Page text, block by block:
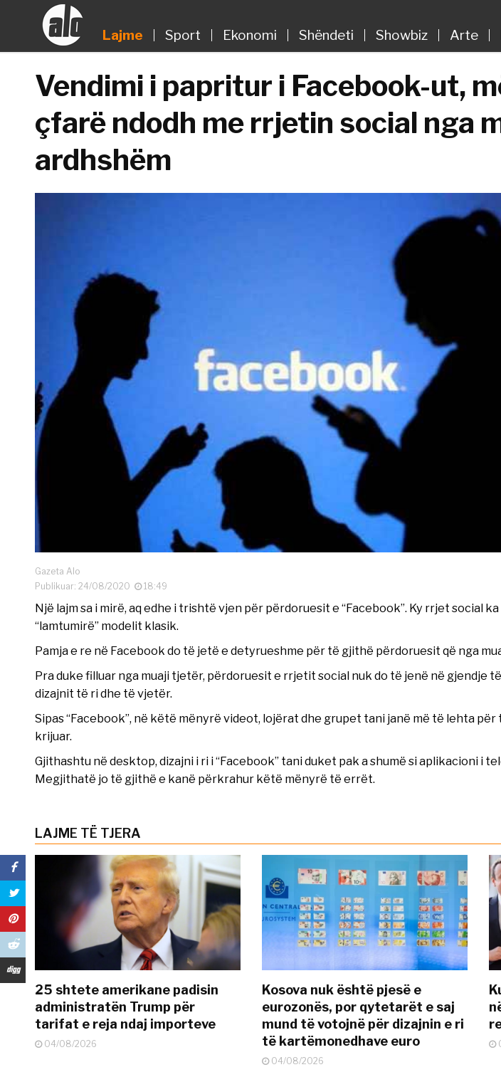
Lajme Sport Ekonomi Shëndeti Showbiz Arte
Vendimi i papritur i Facebook-ut,
çfarë ndodh me rrjetin social nga
ardhshëm
Gazeta Alo
Publikuar: 24/08/2020
18:49
Një lajm sa i mirë, aq edhe i trishtë vjen për përdoruesit e “Facebook”. Ky rrjet social
“lamtumirë” modelit klasik.
Pamja e re në Facebook do të jetë e detyrueshme për të gjithë përdoruesit që nga
Pra duke filluar nga muaji tjetër, përdoruesit e rrjetit social nuk do të jenë në gjendje
dizajnit të ri dhe të vjetër.
Sipas “Facebook”, në këtë mënyrë videot, lojërat dhe grupet tani janë më të lehta
krijuar.
Gjithashtu në desktop, dizajni i ri i “Facebook” tani duket pak a shumë si aplikacioni i
Megjithatë jo të gjithë e kanë përkrahur këtë mënyrë të errët.
LAJME TË TJERA
25 shtete amerikane padisin
administratën Trump për
tarifat e reja ndaj importeve
04/08/2026
Kosova nuk është pjesë e
eurozonës, por qytetarët e saj
mund të votojnë për dizajnin e ri
të kartëmonedhave euro
04/08/2026